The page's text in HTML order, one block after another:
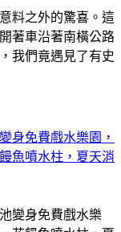
料之外的驚喜。這
著車沿著南橫公路
我們竟遇見了有史
身免費戲水樂園，
魚噴水柱，夏天消